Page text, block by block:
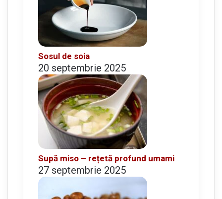
Sosul de soia
20 septembrie 2025
Supă miso – rețetă profund umami
27 septembrie 2025